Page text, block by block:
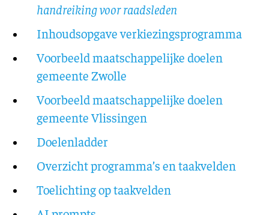
handreiking voor raadsleden
Inhoudsopgave verkiezingsprogramma
Voorbeeld maatschappelijke doelen
gemeente Zwolle
Voorbeeld maatschappelijke doelen
gemeente Vlissingen
Doelenladder
Overzicht programma’s en taakvelden
Toelichting op taakvelden